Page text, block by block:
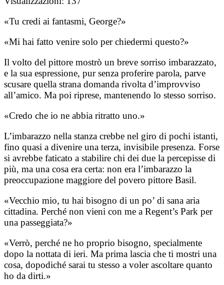
«Tu credi ai fantasmi, George?»
«Mi hai fatto venire solo per chiedermi questo?»
Il volto del pittore mostrò un breve sorriso imbarazzato,
e la sua espressione, pur senza proferire parola, parve
scusare quella strana domanda rivolta d’improvviso
all’amico. Ma poi riprese, mantenendo lo stesso sorriso.
«Credo che io ne abbia ritratto uno.»
L’imbarazzo nella stanza crebbe nel giro di pochi istanti,
fino quasi a divenire una terza, invisibile presenza. Forse
si avrebbe faticato a stabilire chi dei due la percepisse di
più, ma una cosa era certa: non era l’imbarazzo la
preoccupazione maggiore del povero pittore Basil.
«Vecchio mio, tu hai bisogno di un po’ di sana aria
cittadina. Perché non vieni con me a Regent’s Park per
una passeggiata?»
«Verrò, perché ne ho proprio bisogno, specialmente
dopo la nottata di ieri. Ma prima lascia che ti mostri una
cosa, dopodiché sarai tu stesso a voler ascoltare quanto
ho da dirti.»